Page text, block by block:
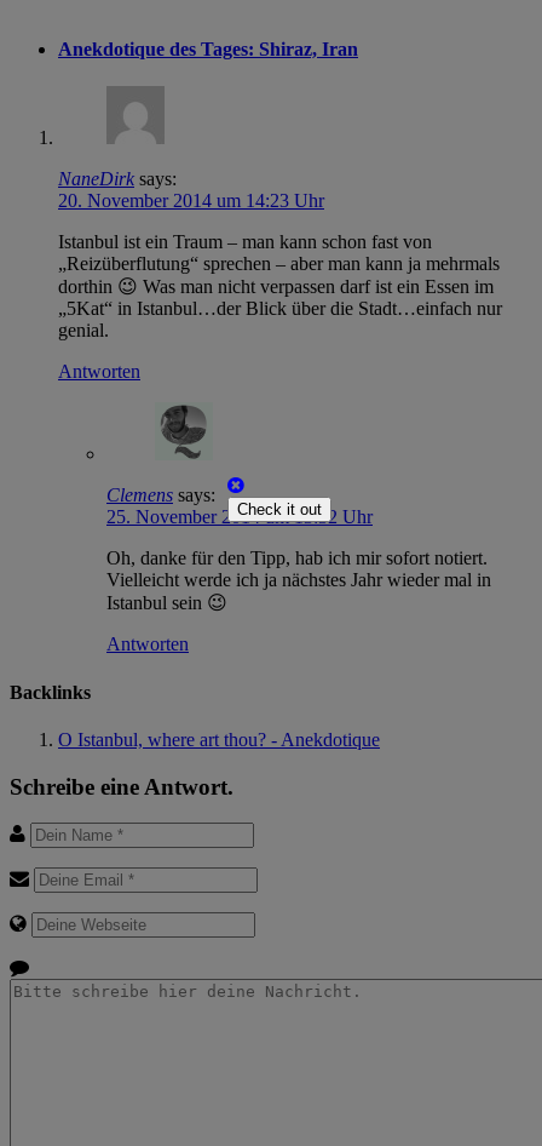
Anekdotique des Tages: Shiraz, Iran
NaneDirk says:
20. November 2014 um 14:23 Uhr
Istanbul ist ein Traum – man kann schon fast von
„Reizüberflutung“ sprechen – aber man kann ja mehrmals
dorthin 😉 Was man nicht verpassen darf ist ein Essen im
„5Kat“ in Istanbul…der Blick über die Stadt…einfach nur
genial.
Antworten
Clemens says:
25. November 2014 um 13:32 Uhr
Oh, danke für den Tipp, hab ich mir sofort notiert.
Vielleicht werde ich ja nächstes Jahr wieder mal in
Istanbul sein 😉
Antworten
Backlinks
O Istanbul, where art thou? - Anekdotique
Schreibe eine Antwort.
Check it out